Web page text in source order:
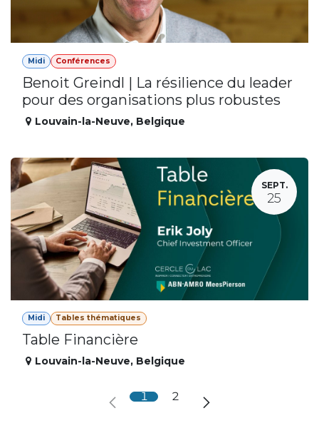
Midi Conférences
Benoit Greindl | La résilience du leader
pour des organisations plus robustes
Louvain-la-Neuve, Belgique
SEPT.
25
Midi Tables thématiques
Table Financière
Louvain-la-Neuve, Belgique
1 2